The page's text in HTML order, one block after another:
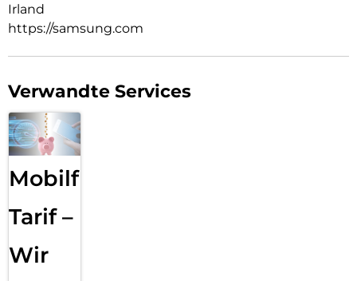
Irland
https://samsung.com
Verwandte Services
Mobilfunk
Tarif –
Wir